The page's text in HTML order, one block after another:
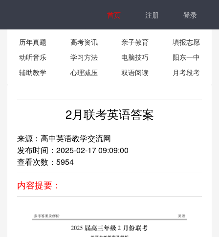
首页 注册 登录
历年真题 高考资讯 亲子教育
填报志愿
动听音乐
学习方法 电脑技巧
阳东一中
辅助教学
心理减压 双语阅读 月考段考
2月联考英语答案
来源：高中英语教学交流网
发布时间：2025-02-17 09:09:00
查看次数： 5954
内容提要：